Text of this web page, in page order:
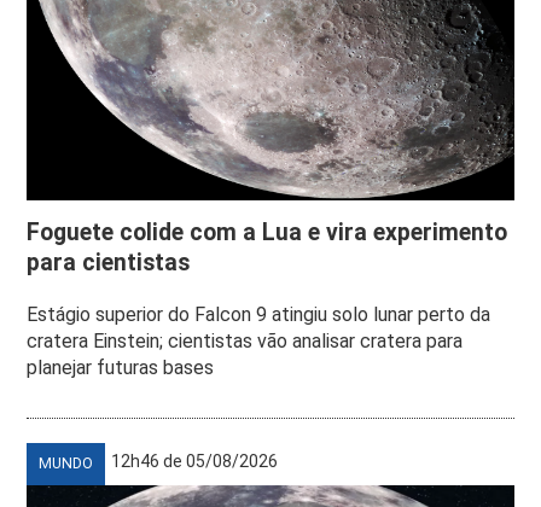
Foguete colide com a Lua e vira experimento
para cientistas
Estágio superior do Falcon 9 atingiu solo lunar perto da
cratera Einstein; cientistas vão analisar cratera para
planejar futuras bases
MUNDO 12h46 de 05/08/2026